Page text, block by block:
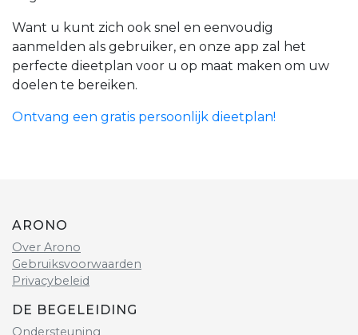
Want u kunt zich ook snel en eenvoudig
aanmelden als gebruiker, en onze app zal het
perfecte dieetplan voor u op maat maken om uw
doelen te bereiken.
Ontvang een gratis persoonlijk dieetplan!
ARONO
Over Arono
Gebruiksvoorwaarden
Privacybeleid
DE BEGELEIDING
Ondersteuning